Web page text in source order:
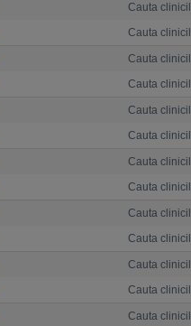
Cauta
Cauta
Cauta
Cauta
Cauta
Cauta
Cauta
Cauta
Cauta
Cauta
Cauta
Cauta
Cauta